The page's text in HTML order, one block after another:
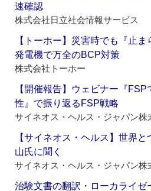
速確認
株式会社日立社会情報サービス
【トーホー】災害時でも『止
発電機で万全のBCP対策
株式会社トーホー
【開催報告】ウェビナー『
性』で振り返るFSP戦略
サイネオス・ヘルス・ジャパン株
【サイネオス・ヘルス】世界
山氏に聞く
サイネオス・ヘルス・ジャパン株
治験文書の翻訳・ローカライゼ